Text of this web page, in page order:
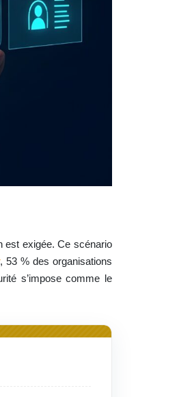
est exigée. Ce scénario
, 53 % des organisations
s’impose comme le